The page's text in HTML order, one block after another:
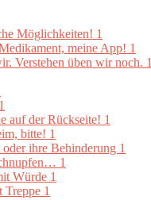
Möglichkeiten! 1
meine App! 1
Verstehen üben wir noch. 1
1
auf der Rückseite! 1
bitte! 1
ihre Behinderung 1
1
Würde 1
Treppe 1